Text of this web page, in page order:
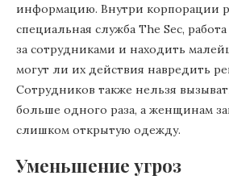
информацию. Внутри корпорации
специальная служба The Sec,
за сотрудниками и находить
могут ли их действия навредить
Сотрудников также нельзя
больше одного раза, а женщинам
слишком открытую одежду.
Уменьшение угроз